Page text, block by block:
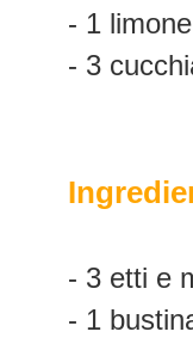
- 1 limone
- 3
- 3 etti e
- 1